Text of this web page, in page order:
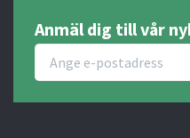
Anmäl dig till vår